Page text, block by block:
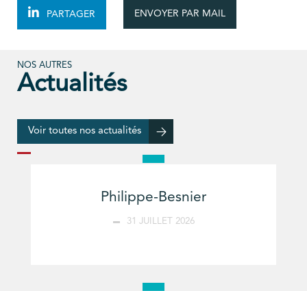
PARTAGER ENVOYER PAR MAIL
NOS AUTRES
Actualités
Voir toutes nos actualités
Philippe-Besnier
31 JUILLET 2026